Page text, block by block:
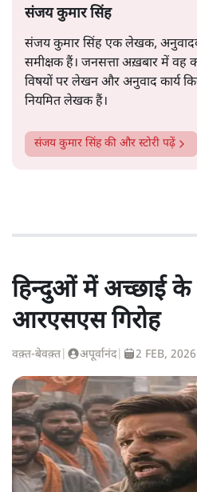
संजय कुमार सिंह
संजय कुमार सिंह एक लेखक,
समीक्षक हैं। जनसत्ता अख़बार में वह
विषयों पर लेखन और अनुवाद कार्य
नियमित लेखक हैं।
संजय कुमार सिंहकी और स्टोरी पढ़ें
हिन्दुओं में अच्छाई के
आरएसएस गिरोह
वक़्त-बेवक़्त अपूर्वानंद| 2 FEB, 2026